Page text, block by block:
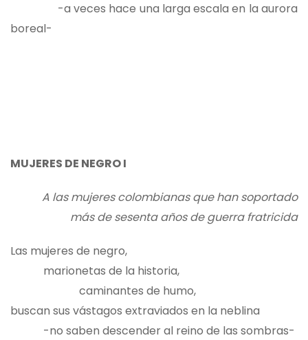
-a veces hace una larga escala en la aurora
boreal-
MUJERES DE NEGRO I
A las mujeres colombianas que han soportado
más de sesenta años de guerra fratricida
Las mujeres de negro,
marionetas de la historia,
caminantes de humo,
buscan sus vástagos extraviados en la neblina
-no saben descender al reino de las sombras-